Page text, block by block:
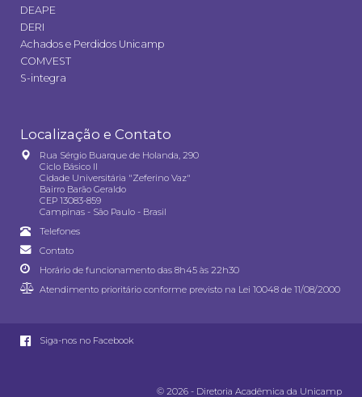
DEAPE
DERI
Achados e Perdidos Unicamp
COMVEST
S-integra
Localização e Contato
Rua Sérgio Buarque de Holanda, 290
Ciclo Básico II
Cidade Universitária "Zeferino Vaz"
Bairro Barão Geraldo
CEP 13083-859
Campinas - São Paulo - Brasil
Telefones
Contato
Horário de funcionamento das 8h45 às 22h30
Atendimento prioritário conforme previsto na Lei 10048 de 11/08/2000
Siga-nos no Facebook
© 2026 - Diretoria Acadêmica da Unicamp